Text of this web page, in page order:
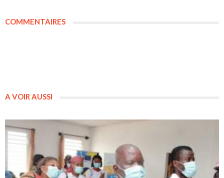
COMMENTAIRES
A VOIR AUSSI